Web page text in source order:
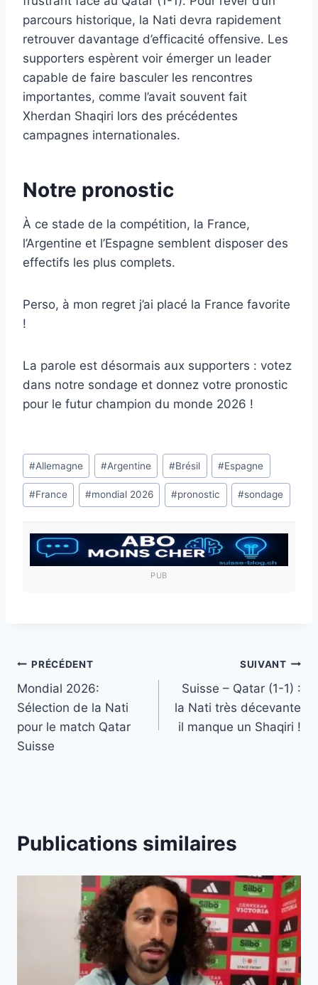
parcours historique, la Nati devra rapidement
retrouver davantage d’efficacité offensive. Les
supporters espèrent voir émerger un leader
capable de faire basculer les rencontres
importantes, comme l’avait souvent fait
Xherdan Shaqiri lors des précédentes
campagnes internationales.
Notre pronostic
À ce stade de la compétition, la France,
l’Argentine et l’Espagne semblent disposer des
effectifs les plus complets.
Perso, à mon regret j’ai placé la France favorite
!
La parole est désormais aux supporters : votez
dans notre sondage et donnez votre pronostic
pour le futur champion du monde 2026 !
Étiquettes
de
la
#Allemagne #Argentine #Brésil #Espagne
#France #mondial 2026 #pronostic #sondage
PUB
Navigation
de
l’article
PRÉCÉDENT
Mondial 2026:
Sélection de la Nati
pour le match Qatar
Suisse
SUIVANT
Suisse – Qatar (1-1) :
la Nati très décevante
il manque un Shaqiri !
Publications similaires